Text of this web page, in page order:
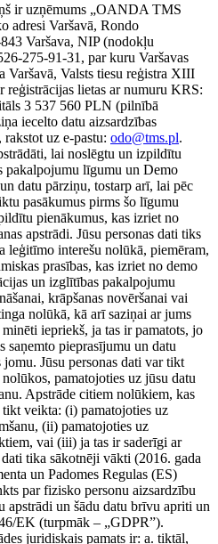
ir uzņēmums „OANDA TMS
adresi Varšavā, Rondo
Varšava, NIP (nodokļu
275-91-31, par kuru Varšavas
Varšavā, Valsts tiesu reģistra XIII
reģistrācijas lietas ar numuru KRS:
3 537 560 PLN (pilnībā
iecelto datu aizsardzības
rakstot uz e-pastu: odo@tms.pl.
lai noslēgtu un izpildītu
pakalpojumu līgumu un Demo
datu pārziņu, tostarp arī, lai pēc
pasākumus pirms šo līgumu
pienākumus, kas izriet no
apstrādi. Jūsu personas dati tiks
leģitīmo interešu nolūkā, piemēram,
prasības, kas izriet no demo
un izglītības pakalpojumu
krāpšanas novēršanai vai
nolūkā, kā arī saziņai ar jums
iepriekš, ja tas ir pamatots, jo
saņemto pieprasījumu un datu
Jūsu personas dati var tikt
pamatojoties uz jūsu datu
Apstrāde citiem nolūkiem, kas
veikta: (i) pamatojoties uz
(ii) pamatojoties uz
vai (iii) ja tas ir saderīgi ar
tika sākotnēji vākti (2016. gada
un Padomes Regulas (ES)
par fizisko personu aizsardzību
apstrādi un šādu datu brīvu apriti un
EK (turpmāk – „GDPR”).
juridiskais pamats ir: a. tiktāl,